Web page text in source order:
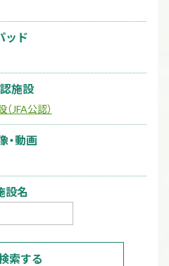
ッド
施設
JFA公認）
・動画
設名
索する